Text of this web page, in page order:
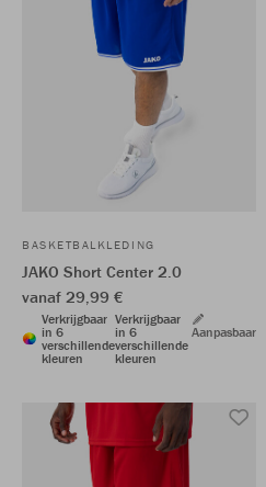
BASKETBALKLEDING
JAKO Short Center 2.0
vanaf 29,99 €
Verkrijgbaar
in 6
verschillende
kleuren
Verkrijgbaar
in 6
verschillende
kleuren
Aanpasbaar